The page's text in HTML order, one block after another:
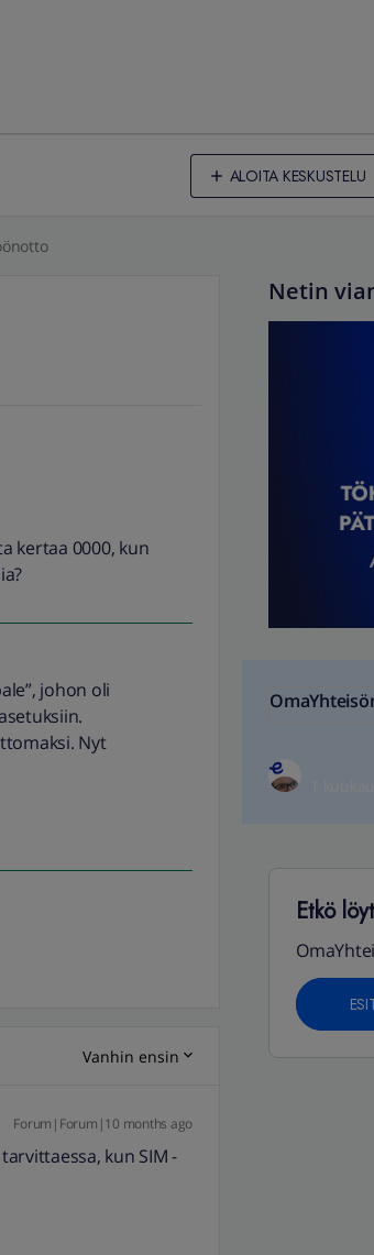
ALOITA KESKUSTELU
kertaa 0000, kun
johon oli
Nyt
Vanhin ensin
Forum|Forum|10 months ago
kun SIM -
Netin
Etkö